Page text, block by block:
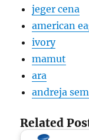
jeger cena
american
ivory
mamut
ara
andreja
Related